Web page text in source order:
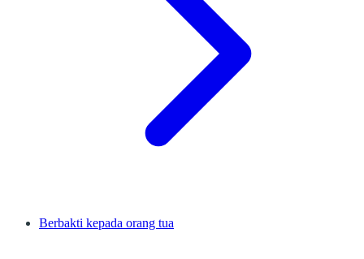
Berbakti kepada orang tua